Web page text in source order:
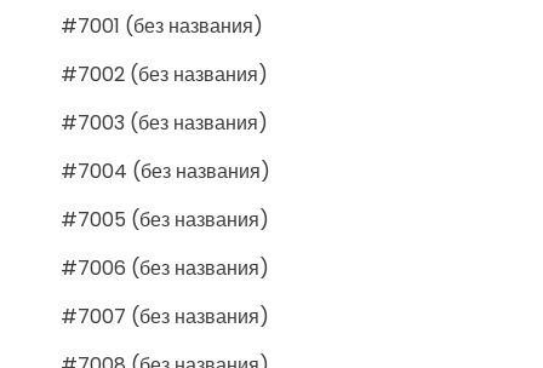
#7001 (без названия)
#7002 (без названия)
#7003 (без названия)
#7004 (без названия)
#7005 (без названия)
#7006 (без названия)
#7007 (без названия)